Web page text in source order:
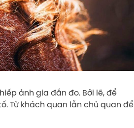
ảnh gia đắn đo. Bởi lẽ, để
Từ khách quan lẫn chủ quan để